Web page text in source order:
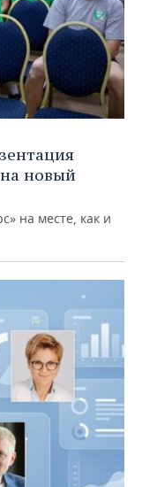
на новый
на месте, как и